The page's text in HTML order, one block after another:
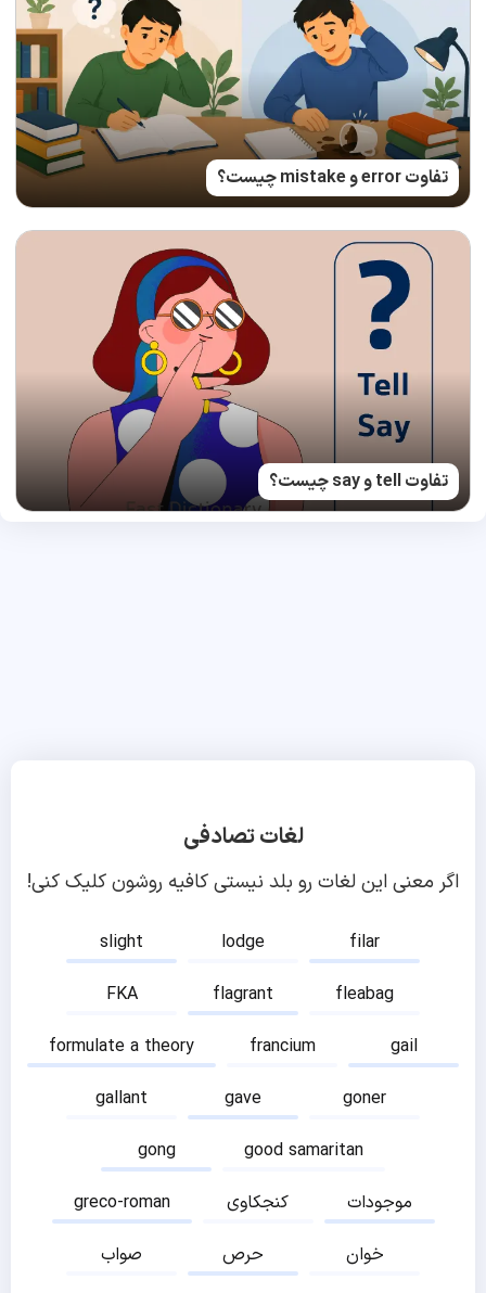
تفاوت error و mistake چیست؟
تفاوت tell و say چیست؟
لغات تصادفی
اگر معنی این لغات رو بلد نیستی کافیه روشون کلیک کنی!
slight lodge
filar
FKA
flagrant
fleabag
formulate a theory
francium
gail
gallant
gave
goner
gong
good samaritan
greco-roman
کنجکاوی
موجودات
صواب
حرص
خوان